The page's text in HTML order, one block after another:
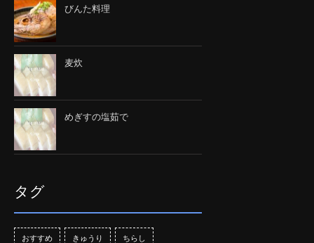
びんた料理
麦炊
めぎすの塩茹で
タグ
おすすめ きゅうり ちらし